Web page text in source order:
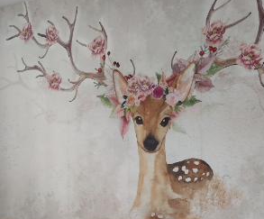
Piemērošanas
metode
Viengabala lietojums
Pieejamie materiāli
.00 €